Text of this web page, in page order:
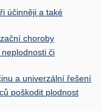
účinněji a také
choroby
či
a univerzální řešení
poškodit plodnost